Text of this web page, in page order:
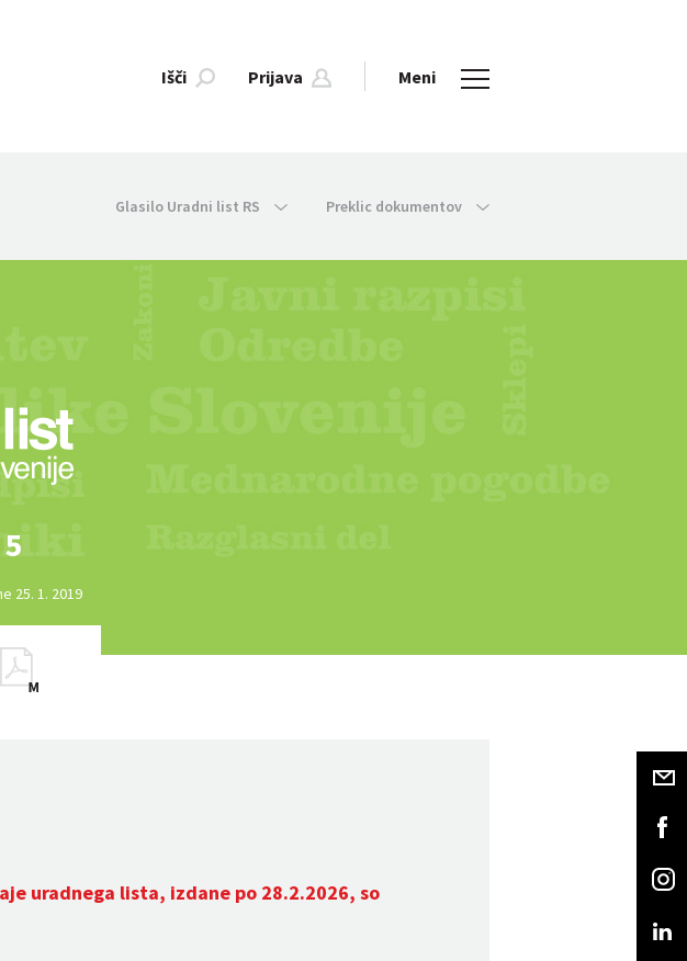
Išči Prijava Meni
Glasilo Uradni list RS Preklic dokumentov
25. 1. 2019
uradnega lista, izdane po 28.2.2026, so